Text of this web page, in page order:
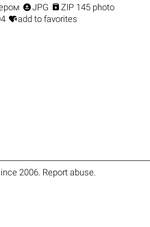
JPG  ZIP 145 photo
add to favorites
2006. Report abuse.